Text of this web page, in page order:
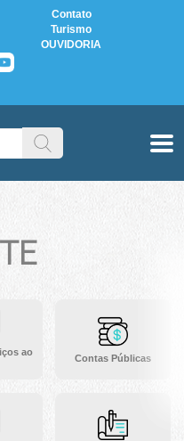
Contato
Turismo
OUVIDORIA
ao
Contas Públicas